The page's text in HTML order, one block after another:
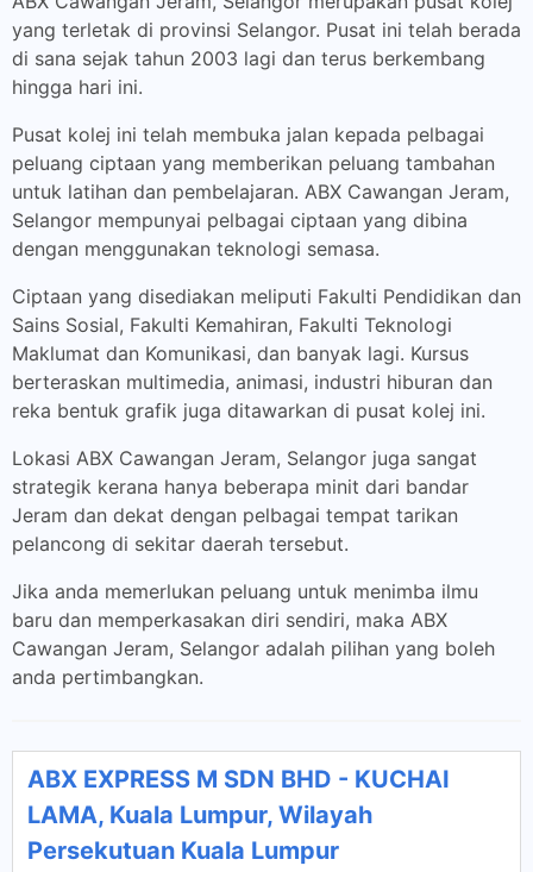
yang terletak di provinsi Selangor. Pusat ini telah berada
di sana sejak tahun 2003 lagi dan terus berkembang
hingga hari ini.
Pusat kolej ini telah membuka jalan kepada pelbagai
peluang ciptaan yang memberikan peluang tambahan
untuk latihan dan pembelajaran. ABX Cawangan Jeram,
Selangor mempunyai pelbagai ciptaan yang dibina
dengan menggunakan teknologi semasa.
Ciptaan yang disediakan meliputi Fakulti Pendidikan dan
Sains Sosial, Fakulti Kemahiran, Fakulti Teknologi
Maklumat dan Komunikasi, dan banyak lagi. Kursus
berteraskan multimedia, animasi, industri hiburan dan
reka bentuk grafik juga ditawarkan di pusat kolej ini.
Lokasi ABX Cawangan Jeram, Selangor juga sangat
strategik kerana hanya beberapa minit dari bandar
Jeram dan dekat dengan pelbagai tempat tarikan
pelancong di sekitar daerah tersebut.
Jika anda memerlukan peluang untuk menimba ilmu
baru dan memperkasakan diri sendiri, maka ABX
Cawangan Jeram, Selangor adalah pilihan yang boleh
anda pertimbangkan.
ABX EXPRESS M SDN BHD - KUCHAI
LAMA, Kuala Lumpur, Wilayah
Persekutuan Kuala Lumpur